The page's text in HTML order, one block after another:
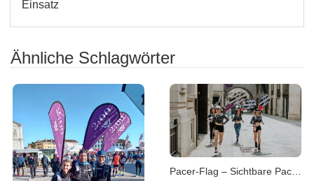
Einsatz
Ähnliche Schlagwörter
Pacer-Flag – Sichtbare Pacehilfe für Laufgruppen